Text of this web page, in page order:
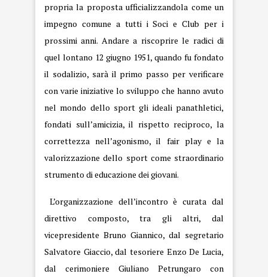
propria la proposta ufficializzandola come un
impegno comune a tutti i Soci e Club per i
prossimi anni. Andare a riscoprire le radici di
quel lontano 12 giugno 1951, quando fu fondato
il sodalizio, sarà il primo passo per verificare
con varie iniziative lo sviluppo che hanno avuto
nel mondo dello sport gli ideali panathletici,
fondati sull’amicizia, il rispetto reciproco, la
correttezza nell’agonismo, il fair play e la
valorizzazione dello sport come straordinario
strumento di educazione dei giovani.
L’organizzazione dell’incontro è curata dal
direttivo composto, tra gli altri, dal
vicepresidente Bruno Giannico, dal segretario
Salvatore Giaccio, dal tesoriere Enzo De Lucia,
dal cerimoniere Giuliano Petrungaro con